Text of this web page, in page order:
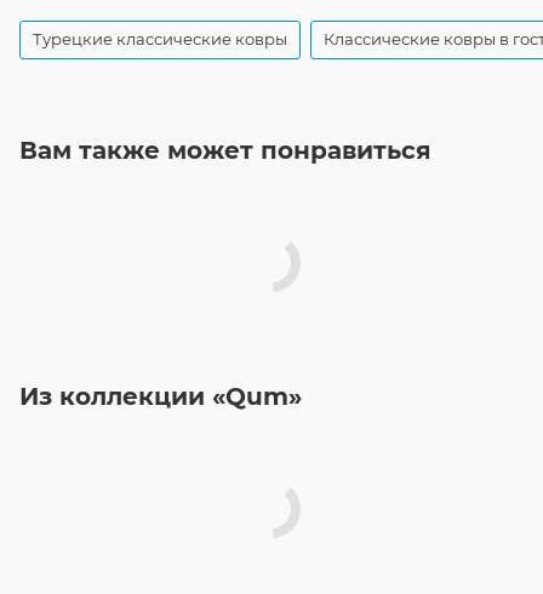
Турецкие классические ковры Классические ковры в
Вам также может понравиться
Из коллекции «Qum»